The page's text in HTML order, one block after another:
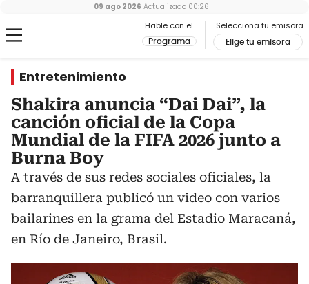
Hable con el
Programa
Selecciona tu emisora
Elige tu emisora
09 ago 2026 Actualizado 00:26
Entretenimiento
Shakira anuncia “Dai Dai”, la
canción oficial de la Copa
Mundial de la FIFA 2026 junto a
Burna Boy
A través de sus redes sociales oficiales, la
barranquillera publicó un video con varios
bailarines en la grama del Estadio Maracaná,
en Río de Janeiro, Brasil.